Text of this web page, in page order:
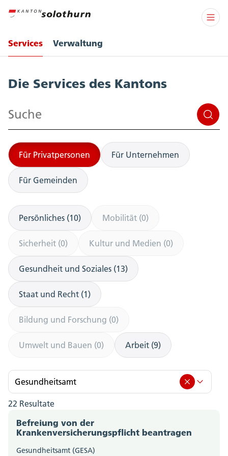
Services Verwaltung
Die Services des Kantons
Suchen
Für Privatpersonen Für Unternehmen
Für Gemeinden
Persönliches (10) Mobilität (0)
Sicherheit (0) Kultur und Medien (0)
Gesundheit und Soziales (13)
Staat und Recht (1)
Bildung und Forschung (0)
Umwelt und Bauen (0) Arbeit (9)
Gesundheitsamt
Gesundheitsamt (22)
Amt für Berufsbildung, Mittel- und Hochschulen
22 Resultate
Befreiung von der
Krankenversicherungspflicht beantragen
Gesundheitsamt (GESA)